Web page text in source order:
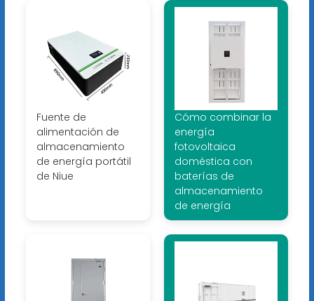
Fuente de
alimentación de
almacenamiento
de energía portátil
de Niue
Cómo combinar la
energía
fotovoltaica
doméstica con
baterías de
almacenamiento
de energía